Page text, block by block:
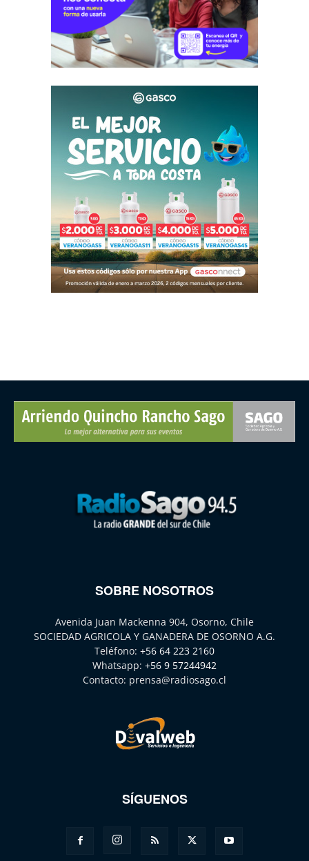
SOBRE NOSOTROS
Avenida Juan Mackenna 904, Osorno, Chile
SOCIEDAD AGRICOLA Y GANADERA DE OSORNO A.G.
Teléfono: +56 64 223 2160
Whatsapp: +56 9 57244942
Contacto: prensa@radiosago.cl
SÍGUENOS